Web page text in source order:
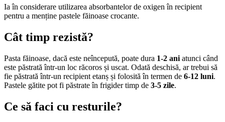
Ia în considerare utilizarea absorbantelor de oxigen în recipient
pentru a menține pastele făinoase crocante.
Cât timp rezistă?
Pasta făinoase, dacă este neîncepută, poate dura 1-2 ani atunci când
este păstrată într-un loc răcoros și uscat. Odată deschisă, ar trebui să
fie păstrată într-un recipient etanș și folosită în termen de 6-12 luni.
Pastele gătite pot fi păstrate în frigider timp de 3-5 zile.
Ce să faci cu resturile?